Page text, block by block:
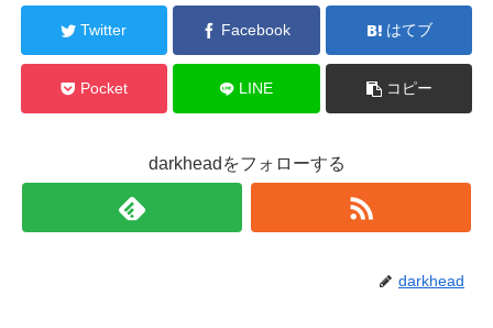
Twitter Facebook はてブ
Pocket LINE コピー
darkheadをフォローする
darkhead